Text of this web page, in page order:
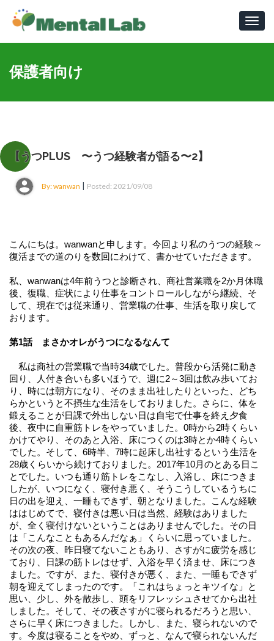
保護者向け
【うつPLUS 〜うつ経験者が語る〜2】
By: wanwan | Posted: 2021/09/08
こんにちは。wanwanと申します。今回より私のうつの経験～
復活までの道のりを数回にわけて、書かせていただきます。
私、wanwanは4年前うつと診断され、商社営業職を2か月休職
後、復職、症状により仕事をコントロールしながら継続、そ
して、現在では従来通り、営業職の仕事、生活を取り戻して
おります。
第1話 まさかオレがうつになるなんて
私は商社の営業職で当時34歳でした。普段から活発に動き
回り、人付き合いも多いほうで、週に2～3回は飲み歩いてお
り、時には朝方になり、そのまま出社したりといった、どち
らかというと不摂生な生活をしておりました。さらに、体を
鍛えることが日課で外出しない日は自宅で仕事を終え夕食
後、夜中に自重筋トレをやっていました。0時から2時くらい
かけてやり、そのあと入浴、床につくのは3時とか4時くらい
でした。そして、6時半、7時に起床し出社するという生活を
28歳くらいから続けておりました。2017年10月のとある日こ
とでした。いつも通り筋トレをこなし、入浴し、床につきま
したが、いつになく、寝付き悪く、そうこうしているうちに
日の出を迎え、一睡もできず、朝となりました。こんな経験
ははじめてで、寝付きは悪い日は当然、経験はありました
が、全く寝付けないということはありませんでした。その日
は「こんなこともあるんだなぁ」くらいに思っていました。
その次の夜、昨日寝てないこともあり、さすがに疲労を感じ
ており、日課の筋トレはせず、入浴を早く済ませ、床につき
ました。ですが、また、寝付きが悪く、また、一睡もできず
朝を迎えてしまったのです。「これはちょっとキツイな」と
思い、少し、外を散歩し、頭をリフレッシュさせてから出社
しました。そして、その夜さすがに寝られるだろうと思い、
さらに早く床につきました。しかし、また、寝られないので
す。今度は寝ることをやめ、ずっと、なんで寝られないんだ